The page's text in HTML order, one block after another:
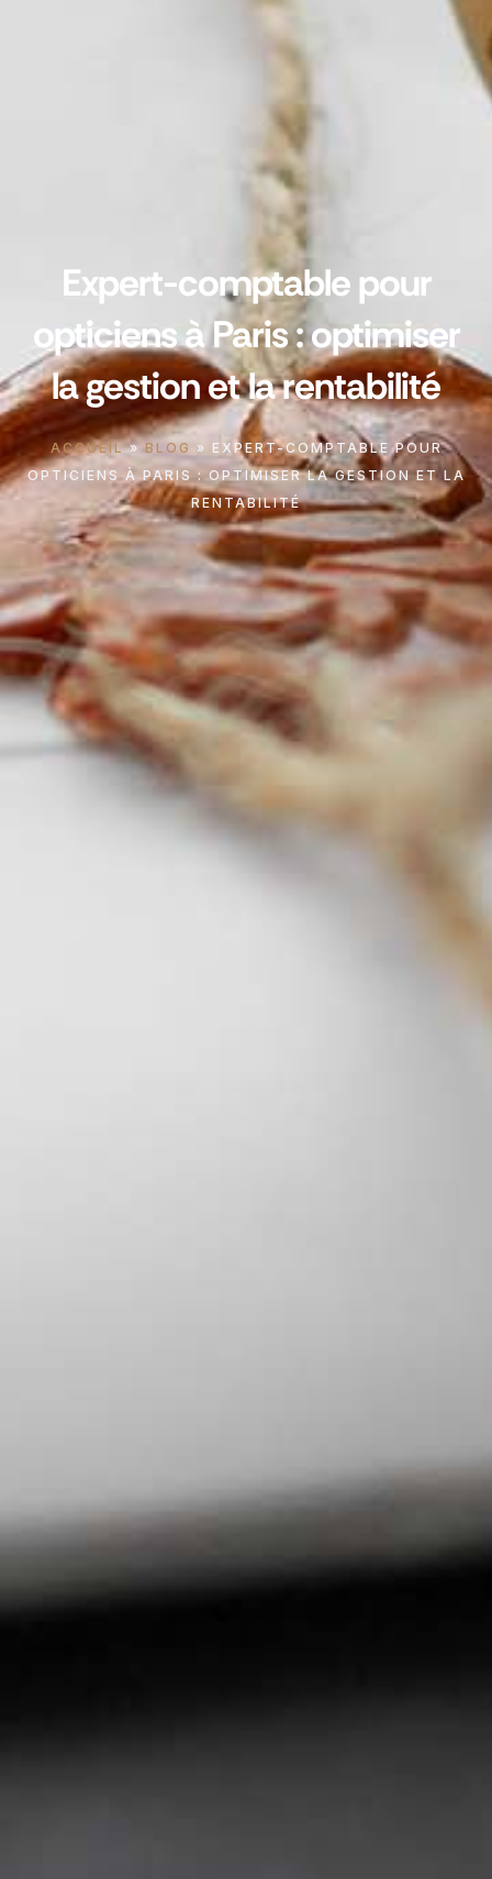
Expert-comptable pour
opticiens à Paris : optimiser
la gestion et la rentabilité
ACCUEIL» BLOG » EXPERT-COMPTABLE POUR
OPTICIENS À PARIS : OPTIMISER LA GESTION ET LA
RENTABILITÉ